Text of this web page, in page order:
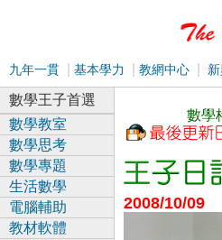
九年一貫 基本學力 教網中心
數學
2008/10/09
數學王子首選
數學教室
數學思考
數學專題
生活數學
電腦輔助
教材軟體